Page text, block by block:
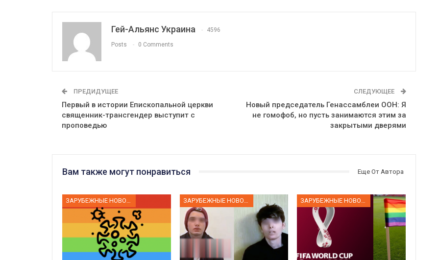
Гей-Альянс Украина 4596
Posts 0 Comments
ПРЕДИДУЩЕЕ
Первый в истории Епископальной церкви
священник-трансгендер выступит с
проповедью
СЛЕДУЮЩЕЕ
Новый председатель Генассамблеи ООН: Я
не гомофоб, но пусть занимаются этим за
закрытыми дверями
Вам также могут понравиться Еще От Автора
ЗАРУБЕЖНЫЕ НОВОСТИ ЗАРУБЕЖНЫЕ НОВОСТИ ЗАРУБЕЖНЫЕ НОВОСТИ